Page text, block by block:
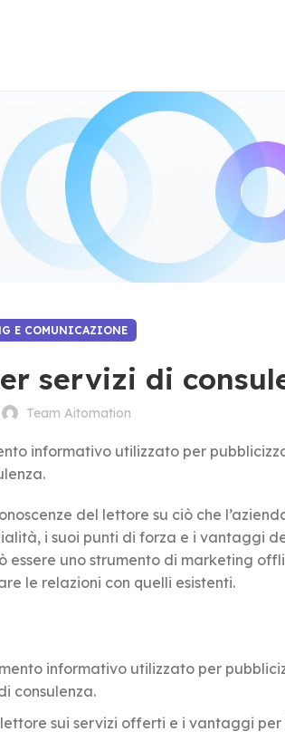
E COMUNICAZIONE
servizi di
Team Aitomation
informativo utilizzato per
del lettore su ciò che
i suoi punti di forza e i vantaggi
uno strumento di marketing
le relazioni con quelli esistenti.
informativo utilizzato per
consulenza.
sui servizi offerti e i vantaggi per